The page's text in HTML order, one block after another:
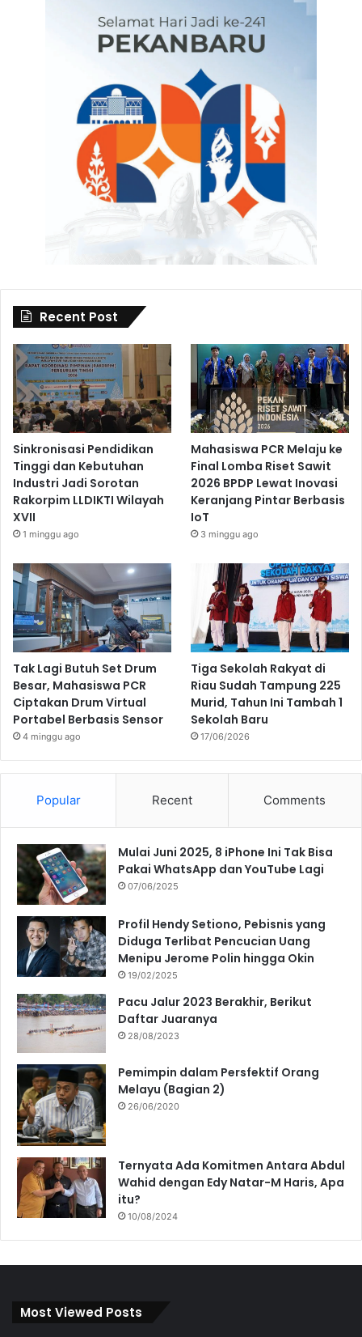
Recent Post
Sinkronisasi Pendidikan
Tinggi dan Kebutuhan
Industri Jadi Sorotan
Rakorpim LLDIKTI Wilayah
XVII
1 minggu ago
Mahasiswa PCR Melaju ke
Final Lomba Riset Sawit
2026 BPDP Lewat Inovasi
Keranjang Pintar Berbasis
IoT
3 minggu ago
Tak Lagi Butuh Set Drum
Besar, Mahasiswa PCR
Ciptakan Drum Virtual
Portabel Berbasis Sensor
4 minggu ago
Tiga Sekolah Rakyat di
Riau Sudah Tampung 225
Murid, Tahun Ini Tambah 1
Sekolah Baru
17/06/2026
Popular Recent Comments
Mulai Juni 2025, 8 iPhone Ini Tak Bisa
Pakai WhatsApp dan YouTube Lagi
07/06/2025
Profil Hendy Setiono, Pebisnis yang
Diduga Terlibat Pencucian Uang
Menipu Jerome Polin hingga Okin
19/02/2025
Pacu Jalur 2023 Berakhir, Berikut
Daftar Juaranya
28/08/2023
Pemimpin dalam Persfektif Orang
Melayu (Bagian 2)
26/06/2020
Ternyata Ada Komitmen Antara Abdul
Wahid dengan Edy Natar-M Haris, Apa
itu?
10/08/2024
Most Viewed Posts